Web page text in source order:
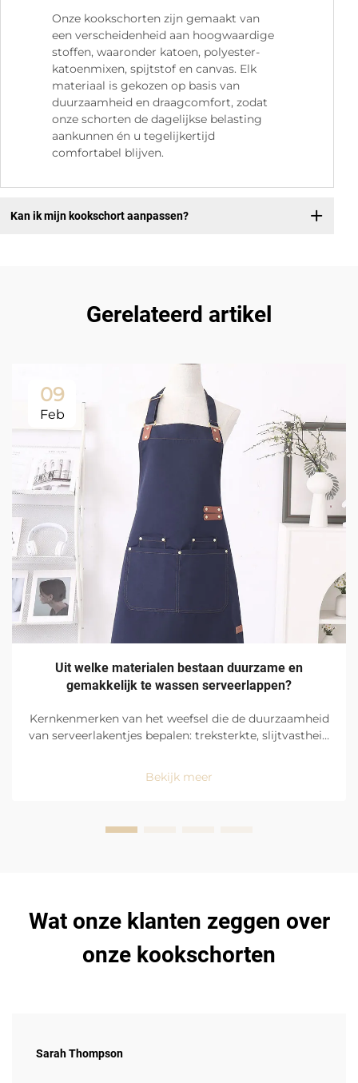
Onze kookschorten zijn gemaakt van
een verscheidenheid aan hoogwaardige
stoffen, waaronder katoen, polyester-
katoenmixen, spijtstof en canvas. Elk
materiaal is gekozen op basis van
duurzaamheid en draagcomfort, zodat
onze schorten de dagelijkse belasting
aankunnen én u tegelijkertijd
comfortabel blijven.
Kan ik mijn kookschort aanpassen?
Gerelateerd artikel
09
Feb
Uit welke materialen bestaan duurzame en
gemakkelijk te wassen serveerlappen?
Kernkenmerken van het weefsel die de duurzaamheid
van serveerlakentjes bepalen: treksterkte, slijtvastheid
dagelijkse belasting en vereisen daarom uiterst
Bekijk meer
Wat onze klanten zeggen over
onze kookschorten
Sarah Thompson